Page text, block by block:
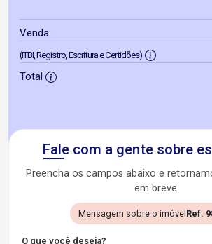
Venda
(ITBI, Registro, Escritura e Certidões)
Total
Fale com a gente sobre
Preencha os campos abaixo e
em breve.
Mensagem sobre o imóvel Ref.
O que você deseja?